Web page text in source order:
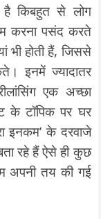
है कि‍बहुत से लोग
करना पसंद करते
भी होती हैं, जिससे
इनमें ज्‍यादातर
एक अच्छा
टॉपि‍क पर घर
इनकम’ के दरवाजे
रहे हैं ऐसे ही कुछ
अपनी तय की गई